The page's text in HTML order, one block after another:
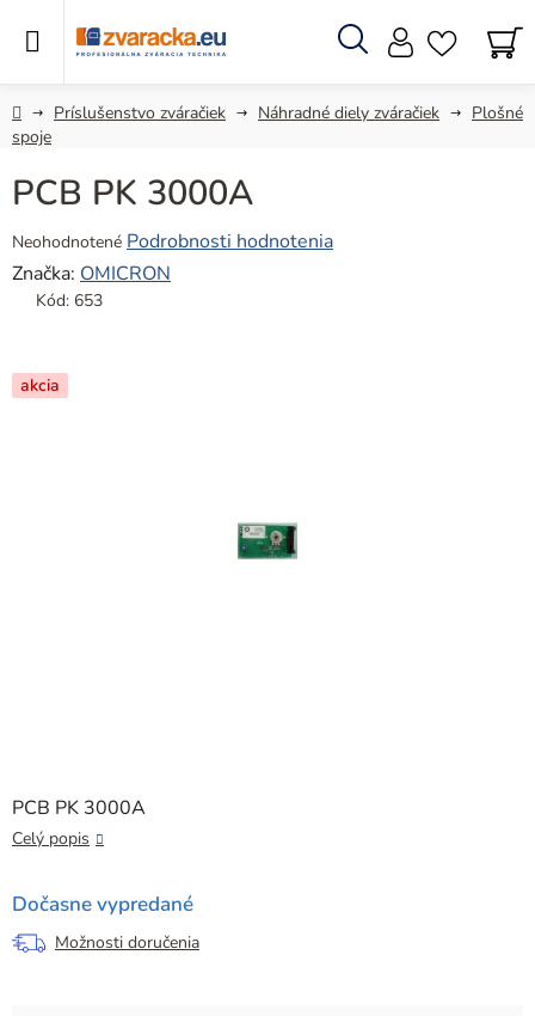
Hľadať
DomovPríslušenstvo zváračiek Náhradné diely zváračiek
Plošné
spoje
PCB PK 3000A
Celý popis
Dočasne vypredané
Možnosti doručenia
PCB PK 3000A
Priemerné
hodnotenie
produktu
z
5
Neohodnotené Podrobnosti hodnotenia
Značka: OMICRON
Kód: 653
akcia